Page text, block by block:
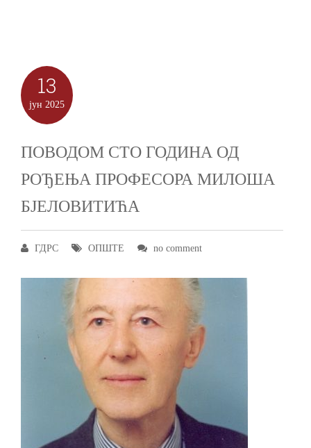
13
јун 2025
ПОВОДОМ СТО ГОДИНА ОД
РОЂЕЊА ПРОФЕСОРА МИЛОША
БЈЕЛОВИТИЋА
ГДРС ОПШТЕ no comment